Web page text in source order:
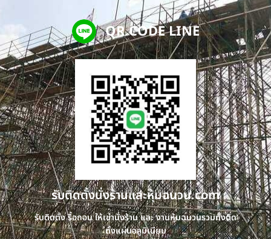
QR CODE LINE
รับติดตั้งนั่งร้านและหุ้มฉนวน.com
รับติดตั้ง รื้อถอน ให้เช่านั่งร้าน และ งานหุ้มฉนวนรวมทั้งติด
ตั้งแผ่นอลูมิเนียม